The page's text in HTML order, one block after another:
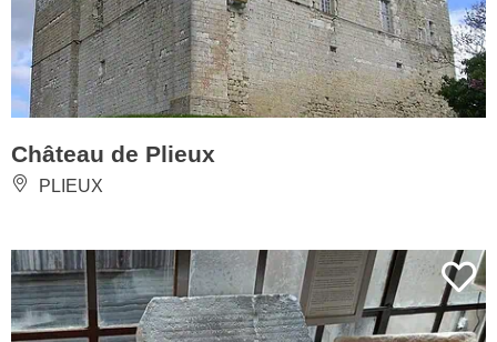
Château de Plieux
PLIEUX